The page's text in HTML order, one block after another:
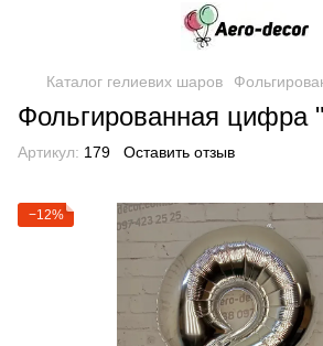
Каталог гелиевих шаров
Фольгированная цифра
Артикул: 179 Оставить отзыв
−12%